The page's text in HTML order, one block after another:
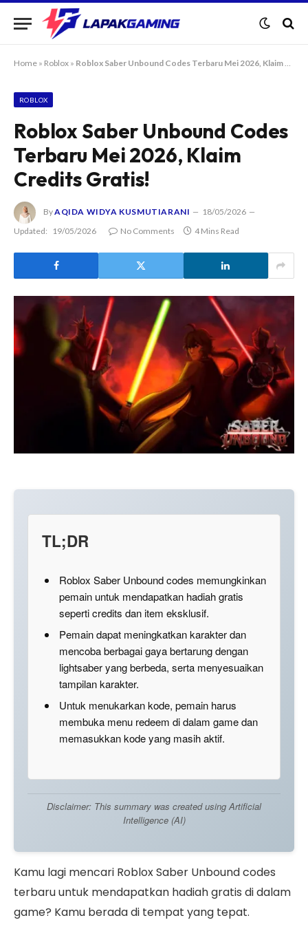
Home » Roblox » Roblox Saber Unbound Codes Terbaru Mei 2026, Klaim Credits Gratis!
ROBLOX
Roblox Saber Unbound Codes
Terbaru Mei 2026, Klaim
Credits Gratis!
ByAQIDA WIDYA KUSMUTIARANI
18/05/2026
Updated:
19/05/2026 No Comments 4 Mins Read
TL;DR
Roblox Saber Unbound codes memungkinkan
pemain untuk mendapatkan hadiah gratis
seperti credits dan item eksklusif.
Pemain dapat meningkatkan karakter dan
mencoba berbagai gaya bertarung dengan
lightsaber yang berbeda, serta menyesuaikan
tampilan karakter.
Untuk menukarkan kode, pemain harus
membuka menu redeem di dalam game dan
memasukkan kode yang masih aktif.
Disclaimer: This summary was created using Artificial
Intelligence (AI)
Kamu lagi mencari Roblox Saber Unbound codes
terbaru untuk mendapatkan hadiah gratis di dalam
game? Kamu berada di tempat yang tepat.